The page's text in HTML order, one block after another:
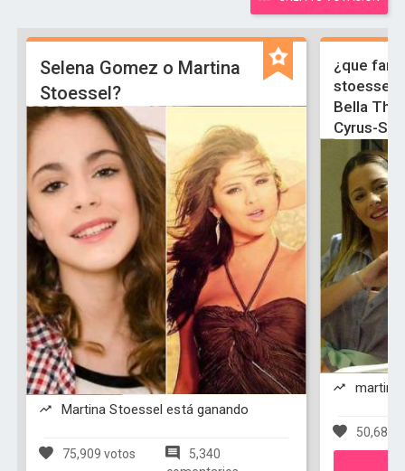
Selena Gomez o Martina
Stoessel?
Martina Stoessel está ganando
75,909 votos
5,340
¿que
stoessel-
Bella
Cyrus-
martina
50,683